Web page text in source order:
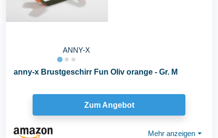
ANNY-X
anny-x Brustgeschirr Fun Oliv orange - Gr. M
Zum Angebot
Mehr anzeigen ⏷